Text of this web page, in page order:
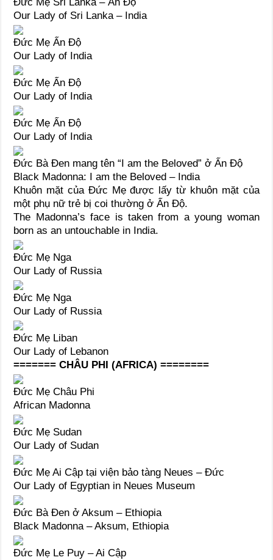
Đức Mẹ Sri Lanka – Ấn Độ
Our Lady of Sri Lanka – India
Đức Mẹ Ấn Độ
Our Lady of India
Đức Mẹ Ấn Độ
Our Lady of India
Đức Mẹ Ấn Độ
Our Lady of India
Đức Bà Đen mang tên “I am the Beloved” ở Ấn Độ
Black Madonna: I am the Beloved – India
Khuôn mặt của Đức Mẹ được lấy từ khuôn mặt của
một phụ nữ trẻ bị coi thường ở Ấn Độ.
The Madonna’s face is taken from a young woman
born as an untouchable in India.
Đức Mẹ Nga
Our Lady of Russia
Đức Mẹ Nga
Our Lady of Russia
Đức Mẹ Liban
Our Lady of Lebanon
======= CHÂU PHI (AFRICA) ========
Đức Mẹ Châu Phi
African Madonna
Đức Mẹ Sudan
Our Lady of Sudan
Đức Mẹ Ai Cập tại viện bảo tàng Neues – Đức
Our Lady of Egyptian in Neues Museum
Đức Bà Đen ở Aksum – Ethiopia
Black Madonna – Aksum, Ethiopia
Đức Mẹ Le Puy – Ai Cập